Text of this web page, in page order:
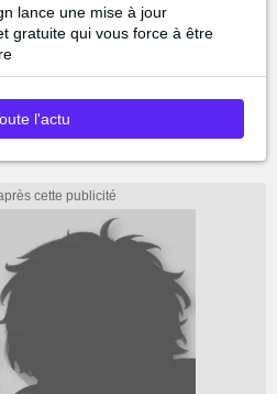
lance une mise à jour
gratuite qui vous force à être
l'actu